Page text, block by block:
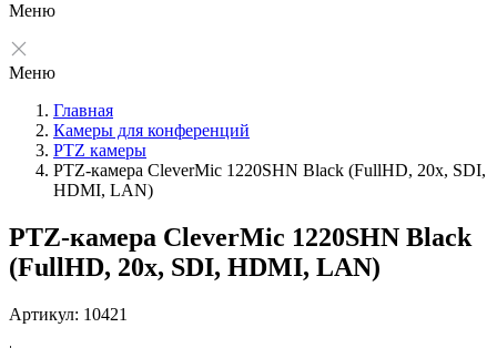
Меню
Меню
Главная
Камеры для конференций
PTZ камеры
PTZ-камера CleverMic 1220SHN Black (FullHD, 20x, SDI,
HDMI, LAN)
PTZ-камера CleverMic 1220SHN Black
(FullHD, 20x, SDI, HDMI, LAN)
Артикул: 10421